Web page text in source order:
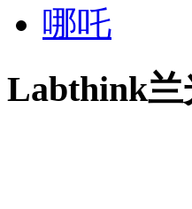
哪吒
Labthink兰